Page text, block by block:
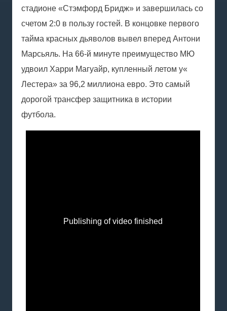
стадионе «Стэмфорд Бридж» и завершилась со
счетом 2:0 в пользу гостей. В концовке первого
тайма красных дьяволов вывел вперед Антони
Марсьяль. На 66-й минуте преимущество МЮ
удвоил Харри Магуайр, купленный летом у«
Лестера» за 96,2 миллиона евро. Это самый
дорогой трансфер защитника в истории
футбола.